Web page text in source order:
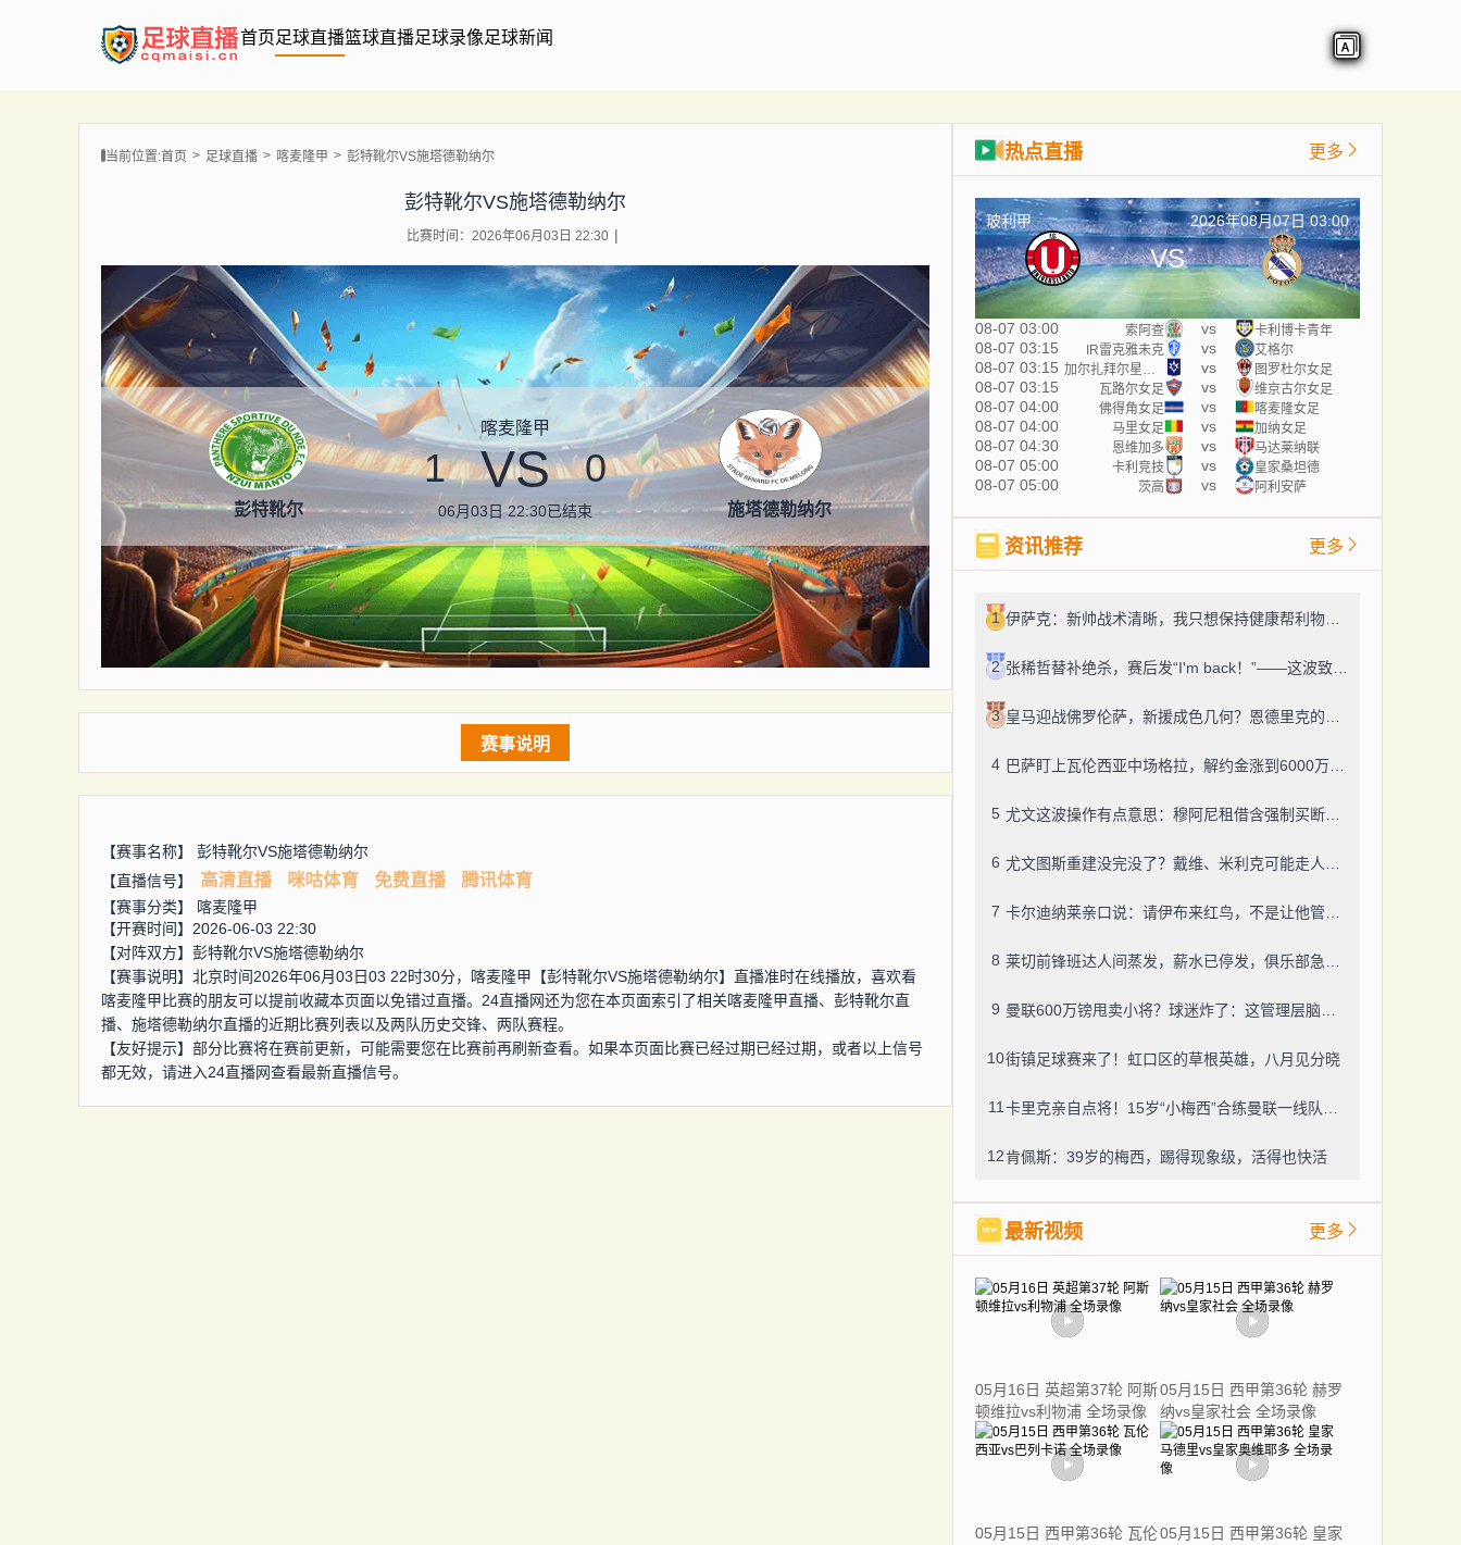
首页足球直播篮球直播足球录像足球新闻
当前位置:首页 足球直播 喀麦隆甲 彭特靴尔VS施塔德勒纳尔
彭特靴尔VS施塔德勒纳尔
比赛时间：2026年06月03日 22:30
彭特靴尔
喀麦隆甲
1 VS 0
06月03日 22:30已结束 施塔德勒纳尔
赛事说明
【赛事名称】 彭特靴尔VS施塔德勒纳尔
【直播信号】
高清直播 咪咕体育 免费直播 腾讯体育
【赛事分类】
喀麦隆甲
【开赛时间】2026-06-03 22:30
【对阵双方】 彭特靴尔VS施塔德勒纳尔
【赛事说明】北京时间2026年06月03日03 22时30分，喀麦隆甲【彭特靴尔VS施塔德勒纳尔】直播准时在线播放，喜欢看
喀麦隆甲比赛的朋友可以提前收藏本页面以免错过直播。24直播网还为您在本页面索引了相关喀麦隆甲直播、彭特靴尔直
播、施塔德勒纳尔直播的近期比赛列表以及两队历史交锋、两队赛程。
【友好提示】部分比赛将在赛前更新，可能需要您在比赛前再刷新查看。如果本页面比赛已经过期已经过期，或者以上信号
都无效，请进入24直播网查看最新直播信号。
热点直播 更多
玻利甲 2026年08月07日 03:00
VS
08-07 03:00 索阿查 vs 卡利博卡青年
08-07 03:15 IR雷克雅未克 vs 艾格尔
08-07 03:15 vs 图罗杜尔女足
08-07 03:15 瓦路尔女足 vs 维京古尔女足
08-07 04:00 佛得角女足 vs 喀麦隆女足
08-07 04:00 马里女足 vs 加纳女足
08-07 04:30 恩维加多 vs 马达莱纳联
08-07 05:00 卡利竞技 vs 皇家桑坦德
08-07 05:00 茨高 vs 阿利安萨
资讯推荐 更多
1
2
3
4
5
6
7
8
9
10街镇足球赛来了！虹口区的草根英雄，八月见分晓
11
12肯佩斯：39岁的梅西，踢得现象级，活得也快活
最新视频 更多
05月16日 英超第37轮 阿斯
顿维拉vs利物浦 全场录像
05月15日 西甲第36轮 赫罗
纳vs皇家社会 全场录像
05月15日 西甲第36轮 瓦伦05月15日 西甲第36轮 皇家